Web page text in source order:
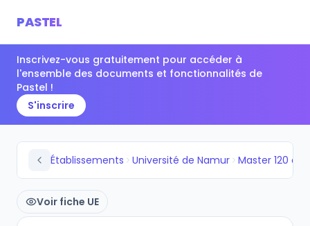
PASTEL
Inscrivez-vous gratuitement pour accéder à
l'ensemble des documents et fonctionnalités de
Pastel !
S'inscrire
Établissements Université de Namur
Voir fiche UE